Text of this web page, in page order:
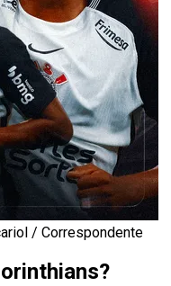
/ Correspondente